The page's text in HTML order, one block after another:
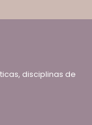
disciplinas de